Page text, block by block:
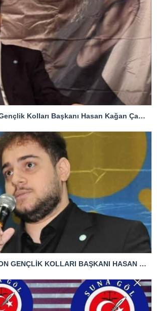
İYİ Parti Trabzon Gençlik Kolları Başkanı Hasan Kağan Çakıroğlu’ndan Mattia Ahmet Minguzzi Davasına Tepki
İYİ PARTİ TRABZON GENÇLİK KOLLARI BAŞKANI HASAN KAĞAN ÇAKIROĞLU’NDAN TBMM BAŞKANI’NA ÇOK SERT TEPKİ: “ANAYASAL SUÇ İŞLENMİŞTİR!”